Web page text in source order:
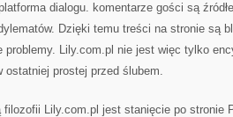
dialogu. komentarze gości są
Dzięki temu treści na stronie są
problemy. Lily.com.pl nie jest więc tylko
ostatniej prostej przed ślubem.
filozofii Lily.com.pl jest stanięcie po stronie